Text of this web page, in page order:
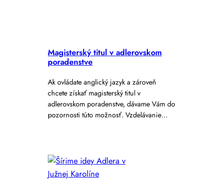
Magisterský titul v adlerovskom
poradenstve
Ak ovládate anglický jazyk a zároveň
chcete získať magisterský titul v
adlerovskom poradenstve, dávame Vám do
pozornosti túto možnosť. Vzdelávanie…